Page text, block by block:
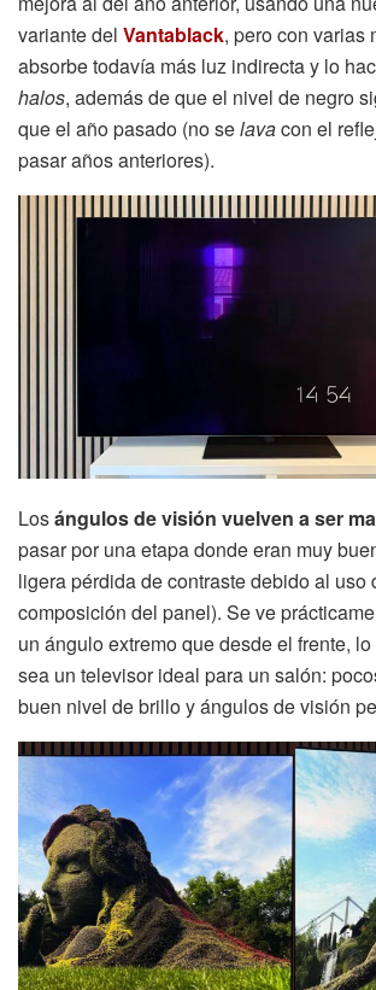
variante del Vantablack, pero con varias
absorbe todavía más luz indirecta y lo
halos, además de que el nivel de negro
que el año pasado (no selavacon el
pasar años anteriores).
Losángulos de visión vuelven a ser
pasar por una etapa donde eran muy
ligera pérdida de contraste debido al uso
composición del panel). Se ve
un ángulo extremo que desde el frente,
sea un televisor ideal para un salón:
buen nivel de brillo y ángulos de visión